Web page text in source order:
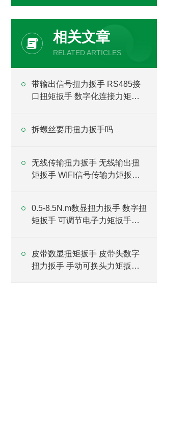
相关文章
RELATED ARTICLES
带输出信号扭力扳手 RS485接
口扭矩扳手 数字化连接力矩扳
拆螺丝要用扭力扳手吗
无线传输扭力扳手 无线输出扭
矩扳手 WIFI信号传输力矩扳手
0.5-8.5N.m数显扭力扳手 数字扭
矩扳手 可调节电子力矩扳手厂
皮带数显扭矩扳手 皮带头数字
扭力扳手 手动可换头力矩扳手